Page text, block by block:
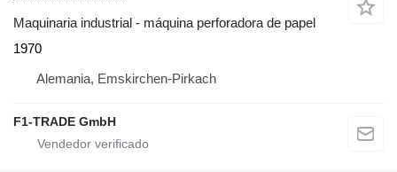
Maquinaria industrial - máquina perforadora de papel
1970
Alemania, Emskirchen-Pirkach
F1-TRADE GmbH